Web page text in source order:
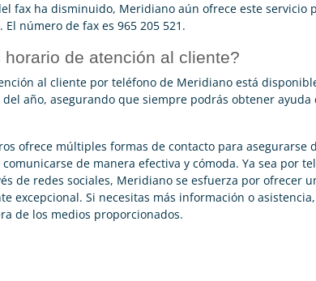
fax ha disminuido, Meridiano aún ofrece este servicio
número de fax es 965 205 521.
horario de atención al cliente?
al cliente por teléfono de Meridiano está
del año, asegurando que siempre podrás obtener ayuda
ofrece múltiples formas de contacto para asegurarse
de manera efectiva y cómoda. Ya sea por
de redes sociales, Meridiano se esfuerza por ofrecer
excepcional. Si necesitas más información o
de los medios proporcionados.